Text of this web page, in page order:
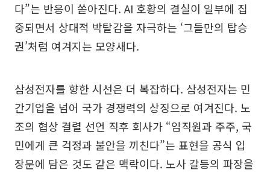
다”는 반응이 쏟아진다. AI 호황의 결실이 일부에 집
중되면서 상대적 박탈감을 자극하는 ‘그들만의 탑승
권’처럼 여겨지는 모양새다.
삼성전자를 향한 시선은 더 복잡하다. 삼성전자는 민
간기업을 넘어 국가 경쟁력의 상징으로 여겨진다. 노
조의 협상 결렬 선언 직후 회사가 “임직원과 주주, 국
민에게 큰 걱정과 불안을 끼친다”는 표현을 공식 입
장문에 담은 것도 같은 맥락이다. 노사 갈등의 파장을